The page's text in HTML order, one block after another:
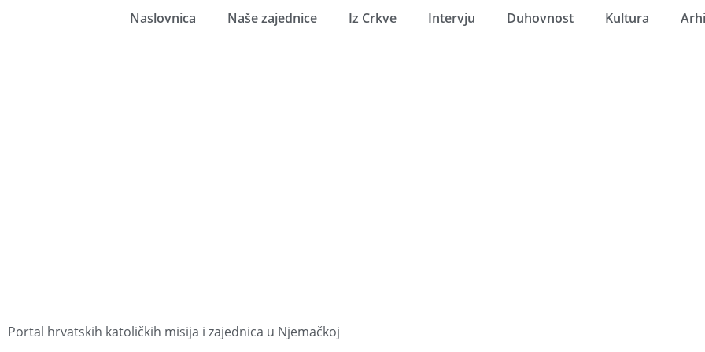
Naslovnica Naše zajednice Iz Crkve Intervju Duhovnost Kultura
Portal hrvatskih katoličkih misija i zajednica u Njemačkoj